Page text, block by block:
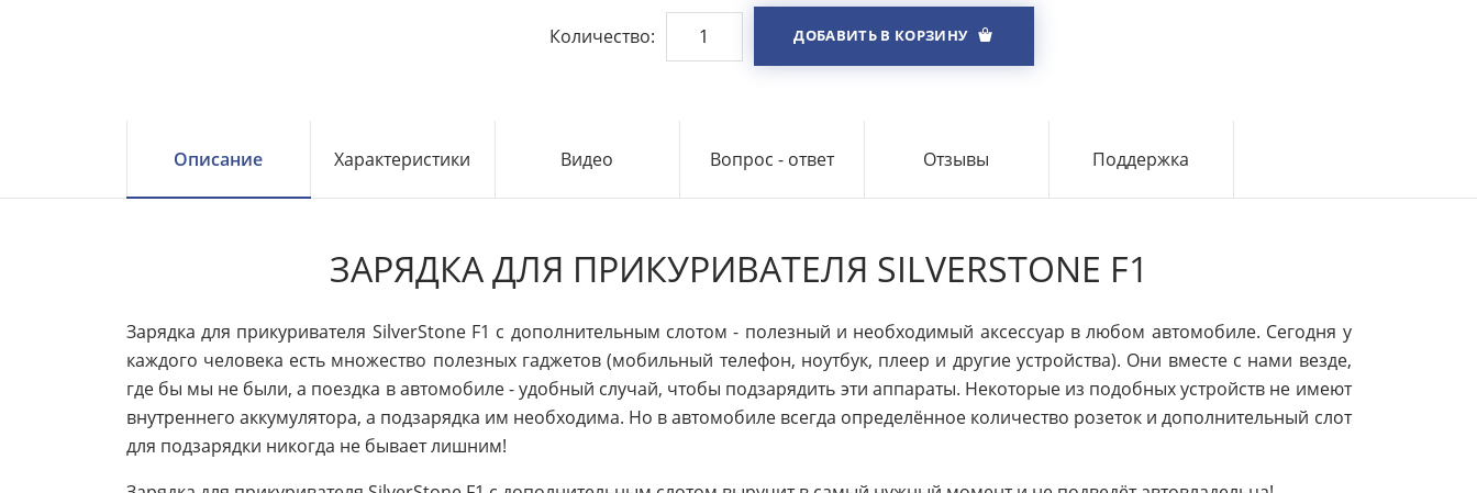
Количество: ДОБАВИТЬ В КОРЗИНУ
Описание Характеристики Видео Вопрос - ответ Отзывы Поддержка
ЗАРЯДКА ДЛЯ ПРИКУРИВАТЕЛЯ SILVERSTONE F1
Зарядка для прикуривателя SilverStone F1 c дополнительным слотом - полезный и необходимый аксессуар в любом автомобиле. Сегодня у
каждого человека есть множество полезных гаджетов (мобильный телефон, ноутбук, плеер и другие устройства). Они вместе с нами везде,
где бы мы не были, а поездка в автомобиле - удобный случай, чтобы подзарядить эти аппараты. Некоторые из подобных устройств не имеют
внутреннего аккумулятора, а подзарядка им необходима. Но в автомобиле всегда определённое количество розеток и дополнительный слот
для подзарядки никогда не бывает лишним!